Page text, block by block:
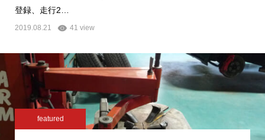
登録、走行2…
2019.08.21 41 view
featured